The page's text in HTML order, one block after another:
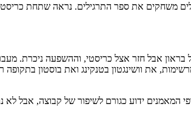
משחקים את ספר התרגילים. נראה שתחת
אבל חזר אצל כריסטי, וההשפעה ניכרת.
את וושינגטון בטנקינג ואת בוסטון
המאמנים ידוע כגורם לשיפור של קבוצה, אבל